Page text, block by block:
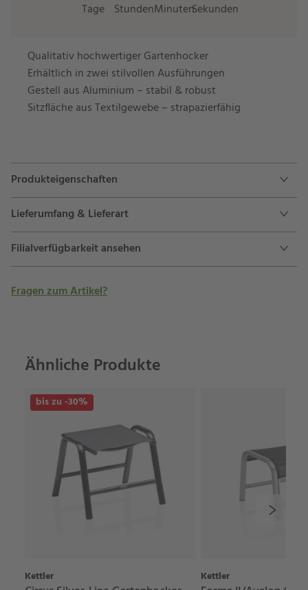
Tage StundenMinutenSekunden
Qualitativ hochwertiger Gartenhocker
Erhältlich in zwei stilvollen Ausführungen
Gestell aus Aluminium – stabil & robust
Sitzfläche aus Textilgewebe – strapazierfähig
Produkteigenschaften
Lieferumfang & Lieferart
Filialverfügbarkeit ansehen
Fragen zum Artikel?
Ähnliche Produkte
bis zu -30%
Kettler Kettler